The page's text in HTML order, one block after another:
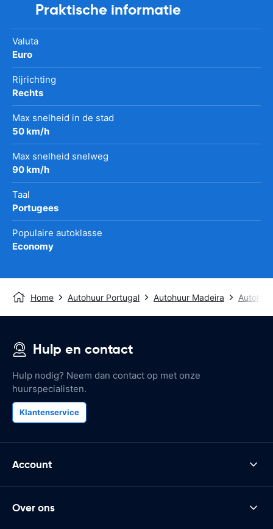
Praktische informatie
Valuta
Euro
Rijrichting
Rechts
Max snelheid in de stad
50 km/h
Max snelheid snelweg
90 km/h
Taal
Portugees
Populaire autoklasse
Economy
Home Autohuur Portugal Autohuur Madeira
Hulp en contact
Hulp nodig? Neem dan contact op met onze
huurspecialisten.
Klantenservice
Account
Over ons